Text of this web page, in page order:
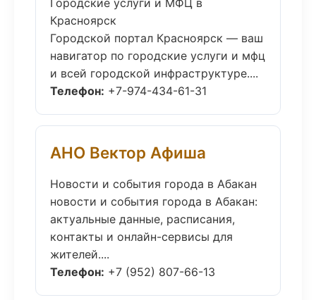
Городские услуги и МФЦ в
Красноярск
Городской портал Красноярск — ваш
навигатор по городские услуги и мфц
и всей городской инфраструктуре....
Телефон: +7-974-434-61-31
АНО Вектор Афиша
Новости и события города в Абакан
новости и события города в Абакан:
актуальные данные, расписания,
контакты и онлайн-сервисы для
жителей....
Телефон: +7 (952) 807-66-13